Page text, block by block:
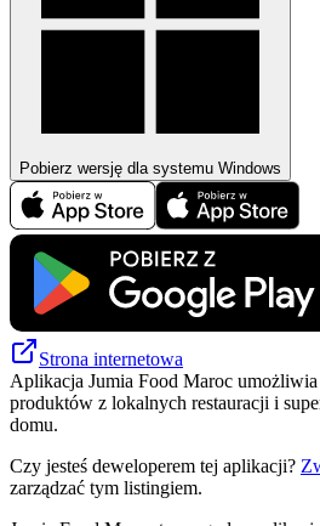
Pobierz wersję dla systemu Windows
Strona internetowa
Aplikacja Jumia Food Maroc
produktów z lokalnych restauracji i
domu.
Czy jesteś deweloperem tej aplikacji?
zarządzać tym listingiem.